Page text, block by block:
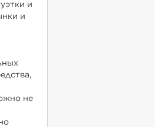
и
и
не